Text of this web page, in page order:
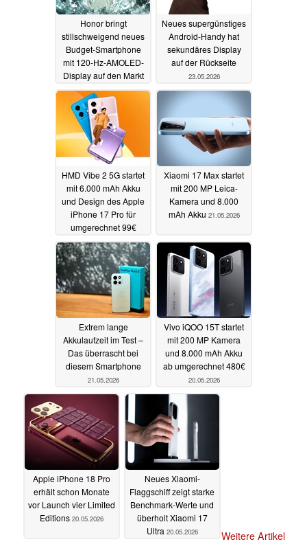
Honor bringt
stillschweigend neues
Budget-Smartphone
mit 120-Hz-AMOLED-
Display auf den Markt
26.05.2026
Neues supergünstiges
Android-Handy hat
sekundäres Display
auf der Rückseite
23.05.2026
HMD Vibe 2 5G startet
mit 6.000 mAh Akku
und Design des Apple
iPhone 17 Pro für
umgerechnet 99€
21.05.2026
Xiaomi 17 Max startet
mit 200 MP Leica-
Kamera und 8.000
mAh Akku 21.05.2026
Extrem lange
Akkulaufzeit im Test –
Das überrascht bei
diesem Smartphone
21.05.2026
Vivo iQOO 15T startet
mit 200 MP Kamera
und 8.000 mAh Akku
ab umgerechnet 480€
20.05.2026
Apple iPhone 18 Pro
erhält schon Monate
vor Launch vier Limited
Editions 20.05.2026
Neues Xiaomi-
Flaggschiff zeigt starke
Benchmark-Werte und
überholt Xiaomi 17
Ultra 20.05.2026
Weitere Artikel